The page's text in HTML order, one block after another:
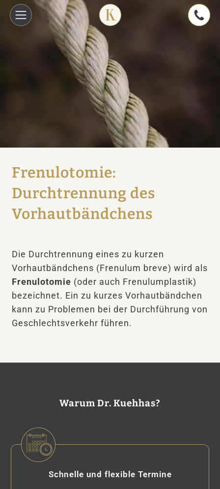
Frenulotomie:
Durchtrennung des
Vorhautbändchens
Die Durchtrennung eines zu kurzen
Vorhautbändchens (Frenulum breve) wird als
Frenulotomie (oder auch Frenulumplastik)
bezeichnet. Ein zu kurzes Vorhautbändchen
kann zu Problemen bei der Durchführung von
Geschlechtsverkehr führen.
Warum Dr. Kuehhas?
Schnelle und flexible Termine